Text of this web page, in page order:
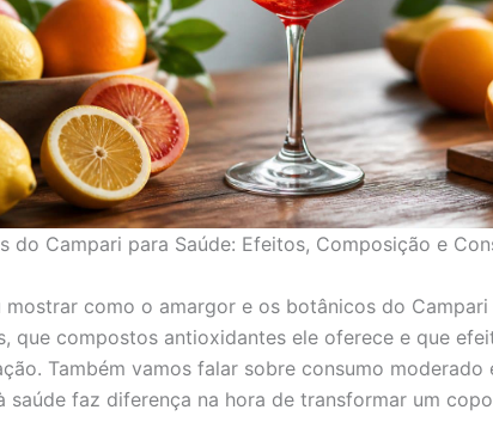
do Campari para Saúde: Efeitos, Composição e
mostrar como o amargor e os botânicos do
que compostos antioxidantes ele oferece e que
Também vamos falar sobre consumo
saúde faz diferença na hora de transformar um